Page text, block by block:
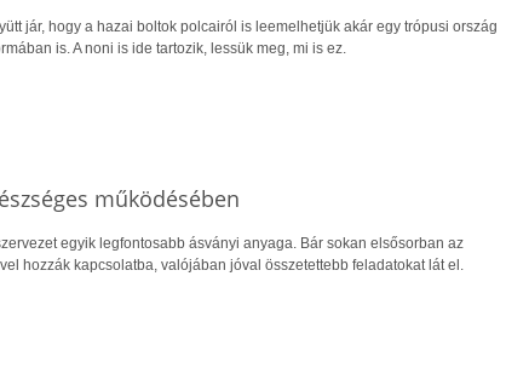
jár, hogy a hazai boltok polcairól is leemelhetjük akár egy trópusi ország
is. A noni is ide tartozik, lessük meg, mi is ez.
működésében
egyik legfontosabb ásványi anyaga. Bár sokan elsősorban az
hozzák kapcsolatba, valójában jóval összetettebb feladatokat lát el.